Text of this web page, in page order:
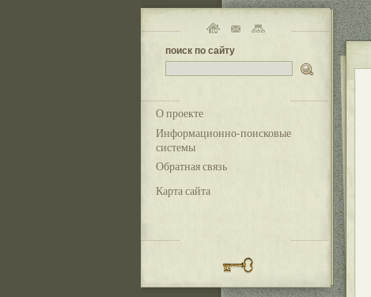
поиск по сайту
О проекте
Информационно-поисковые
системы
Обратная связь
Карта сайта